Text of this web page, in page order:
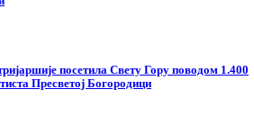
посетила Свету Гору поводом 1.400
Пресветој Богородици